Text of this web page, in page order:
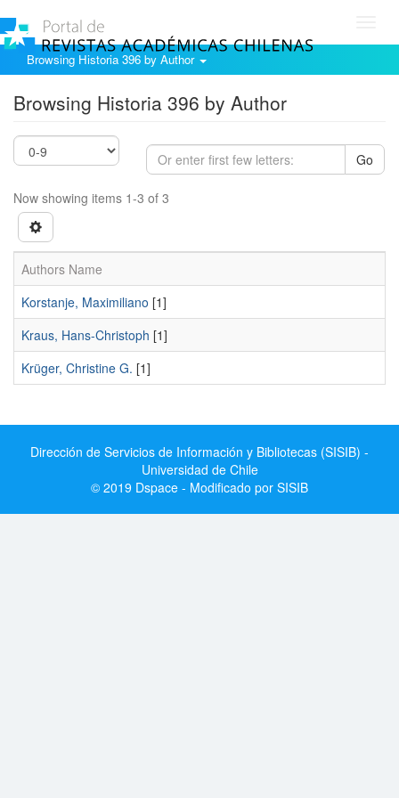
Browsing Historia 396 by Author
Browsing Historia 396 by Author
Go
Now showing items 1-3 of 3
Authors Name
Korstanje, Maximiliano [1]
Kraus, Hans-Christoph [1]
Krüger, Christine G. [1]
Dirección de Servicios de Información y Bibliotecas (SISIB) -
Universidad de Chile
© 2019 Dspace - Modificado por SISIB